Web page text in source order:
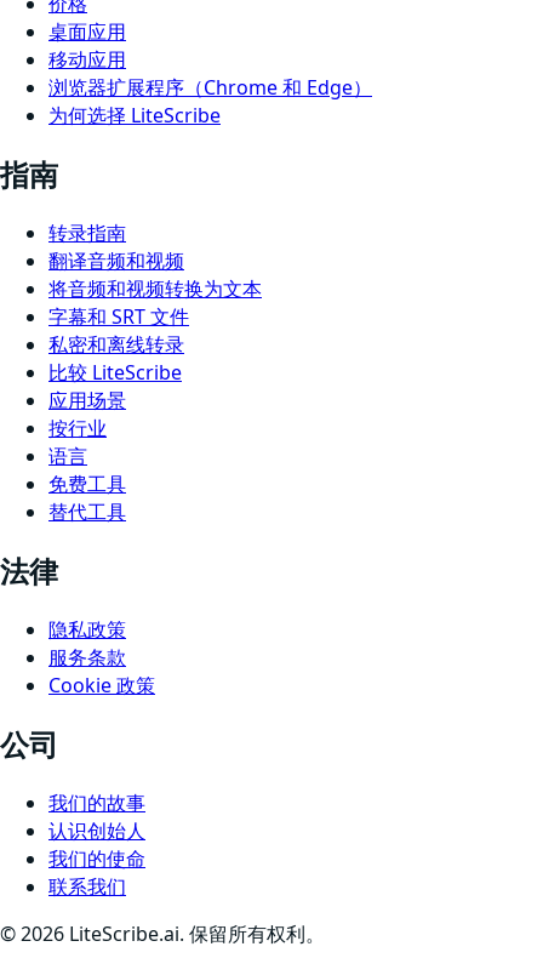
桌面应用
移动应用
浏览器扩展程序（Chrome 和 Edge）
为何选择 LiteScribe
指南
转录指南
翻译音频和视频
将音频和视频转换为文本
字幕和 SRT 文件
私密和离线转录
比较 LiteScribe
应用场景
按行业
语言
免费工具
替代工具
法律
隐私政策
服务条款
Cookie 政策
公司
我们的故事
认识创始人
我们的使命
联系我们
©2026 LiteScribe.ai. 保留所有权利。